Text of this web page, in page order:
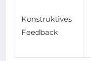
Konstruktives
Feedback